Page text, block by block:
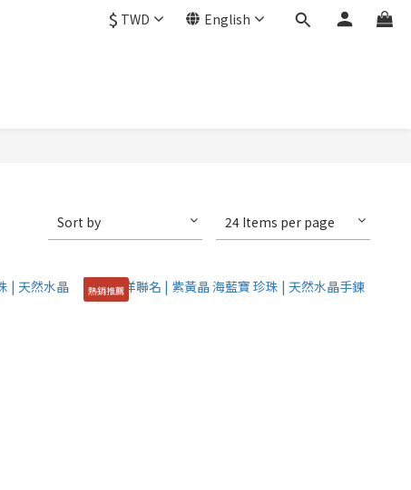
$ TWD English
Sort by 24 Items per page
熱銷推薦